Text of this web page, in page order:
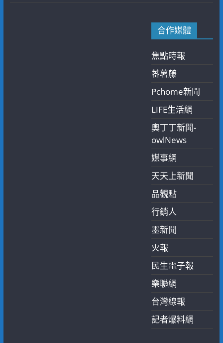
合作媒體
焦點時報
蕃薯藤
Pchome新聞
LIFE生活網
奧丁丁新聞-
owlNews
媒事網
天天上新聞
品觀點
行銷人
墨新聞
火報
民生電子報
樂聯網
台灣線報
記者爆料網